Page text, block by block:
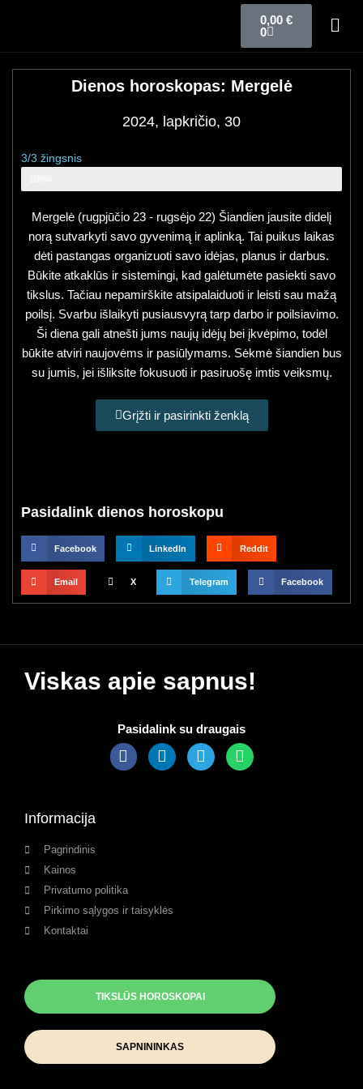
0,00 €
0
Dienos horoskopas: Mergelė
2024, lapkričio, 30
3/3 žingsnis
Mergelė (rugpjūčio 23 - rugsėjo 22) Šiandien jausite didelį
norą sutvarkyti savo gyvenimą ir aplinką. Tai puikus laikas
dėti pastangas organizuoti savo idėjas, planus ir darbus.
Būkite atkaklūs ir sistemingi, kad galėtumėte pasiekti savo
tikslus. Tačiau nepamirškite atsipalaiduoti ir leisti sau mažą
poilsį. Svarbu išlaikyti pusiausvyrą tarp darbo ir poilsiavimo.
Ši diena gali atnešti jums naujų idėjų bei įkvėpimo, todėl
būkite atviri naujovėms ir pasiūlymams. Sėkmė šiandien bus
su jumis, jei išliksite fokusuoti ir pasiruošę imtis veiksmų.
Grįžti ir pasirinkti ženklą
Pasidalink dienos horoskopu
Facebook LinkedIn Reddit
Email X Telegram Facebook
Viskas apie sapnus!
Pasidalink su draugais
Informacija
Pagrindinis
Kainos
Privatumo politika
Pirkimo sąlygos ir taisyklės
Kontaktai
TIKSLŪS HOROSKOPAI
SAPNININKAS